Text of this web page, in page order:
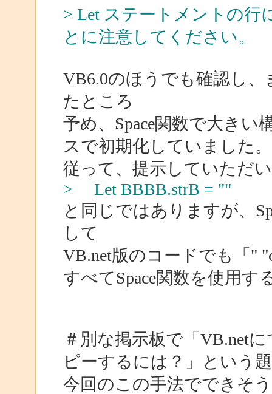
> Let ステートメントの行
とに注意してください。
VB6.0のほうでも確認し
たところ
予め、Space関数で大きい
スで初期化していました。
従って、提示していただ
> Let BBBB.strB = ""
と同じではありますが、
して
VB.net版のコードでも「"
すべてSpace関数を使用す
＃別な掲示板で「VB.net
ピーするには？」という
今回のこの手法でできそ